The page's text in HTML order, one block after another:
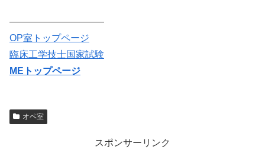
——————————
OP室トップページ
臨床工学技士国家試験
MEトップページ
オペ室
スポンサーリンク